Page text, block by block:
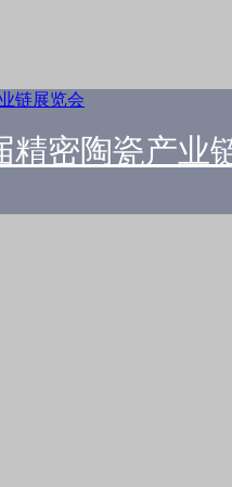
精密陶瓷产业